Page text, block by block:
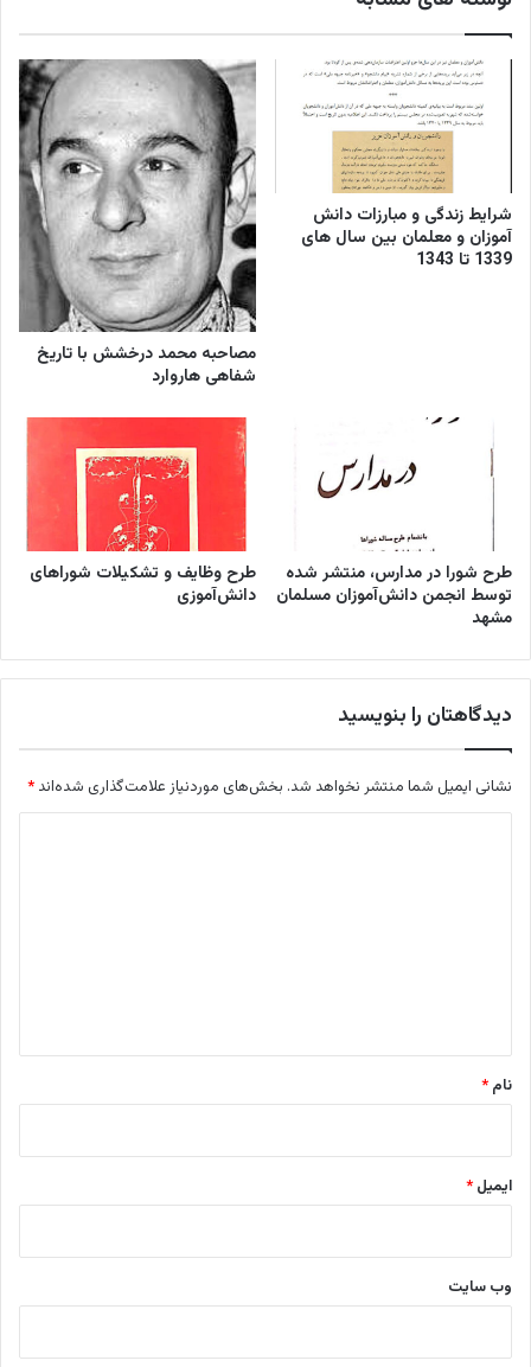
شرایط زندگی و مبارزات دانش
آموزان و معلمان بین سال های
1339 تا 1343
مصاحبه محمد درخشش با تاریخ
شفاهی هاروارد
طرح شورا در مدارس، منتشر شده
توسط انجمن دانش‌آموزان مسلمان
مشهد
طرح وظایف و تشکیلات شوراهای
دانش‌آموزی
دیدگاهتان را بنویسید
نشانی ایمیل شما منتشر نخواهد شد. بخش‌های موردنیاز علامت‌گذاری شده‌اند *
نام *
ایمیل *
وب‌ سایت